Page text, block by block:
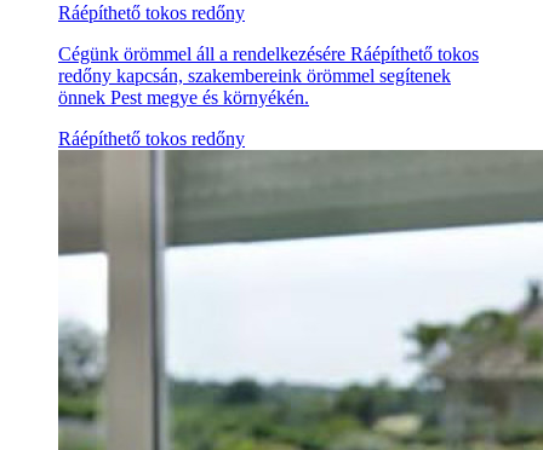
Ráépíthető tokos redőny
Cégünk örömmel áll a rendelkezésére Ráépíthető tokos
redőny kapcsán, szakembereink örömmel segítenek
önnek Pest megye és környékén.
Ráépíthető tokos redőny